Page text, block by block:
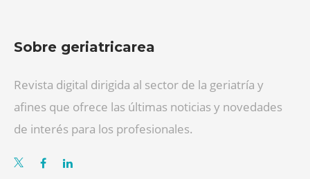
Sobre geriatricarea
Revista digital dirigida al sector de la geriatría y
afines que ofrece las últimas noticias y novedades
de interés para los profesionales.